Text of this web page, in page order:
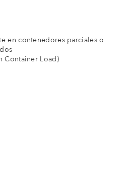
en contenedores parciales o
Container Load)